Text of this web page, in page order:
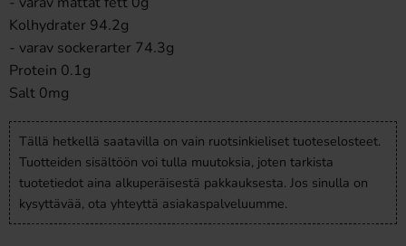
Kolhydrater 94.2g
- varav sockerarter 74.3g
Protein 0.1g
Salt 0mg
Tällä hetkellä saatavilla on vain ruotsinkieliset tuoteselosteet.
Tuotteiden sisältöön voi tulla muutoksia, joten tarkista
tuotetiedot aina alkuperäisestä pakkauksesta. Jos sinulla on
kysyttävää, ota yhteyttä asiakaspalveluumme.